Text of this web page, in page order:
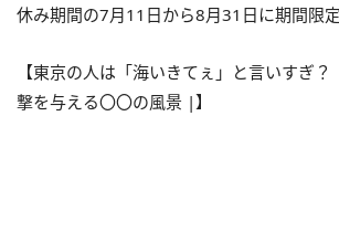
休み期間の7月11日から8月31日に期間限定
【東京の人は「海いきてぇ」と言いすぎ
撃を与える〇〇の風景 |】